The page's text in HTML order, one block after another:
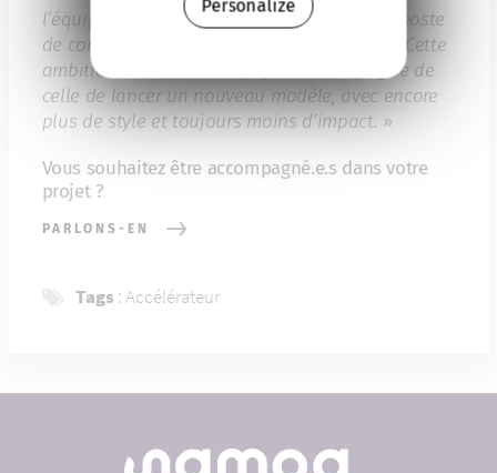
l’équipe d’ici la fin de l’année en créant un poste
de communication et un poste de designer. Cette
ambition de créer une équipe s’accompagne de
celle de lancer un nouveau modèle, avec encore
plus de style et toujours moins d’impact. »
Vous souhaitez être accompagné.e.s dans votre
projet ?
PARLONS-EN
Tags :Accélérateur
Personalize